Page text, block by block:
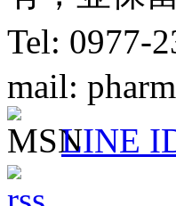
Tel: 0977-
mail:
LINE